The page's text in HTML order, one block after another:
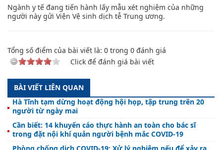
Ngành y tế đang tiến hành lấy mẫu xét nghiệm của những
người này gửi Viện Vệ sinh dịch tễ Trung ương.
Tổng số điểm của bài viết là: 0 trong 0 đánh giá
Click để đánh giá bài viết
BÀI VIẾT LIÊN QUAN
Hà Tĩnh tạm dừng hoạt động hội họp, tập trung trên 20
người từ ngày mai
Cần biết: 14 khuyến cáo thực hành an toàn cho bác sĩ
trong đặt nội khí quản người bệnh mắc COVID-19